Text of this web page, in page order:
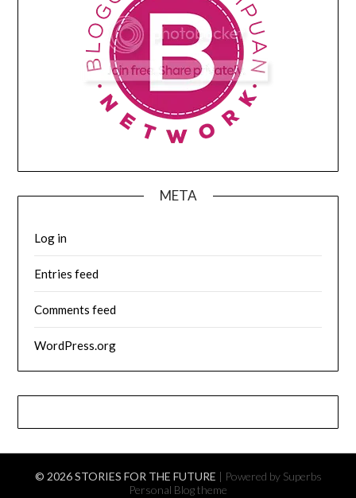
META
Log in
Entries feed
Comments feed
WordPress.org
© 2026 STORIES FOR THE FUTURE | Powered by Superbs
Personal Blog theme